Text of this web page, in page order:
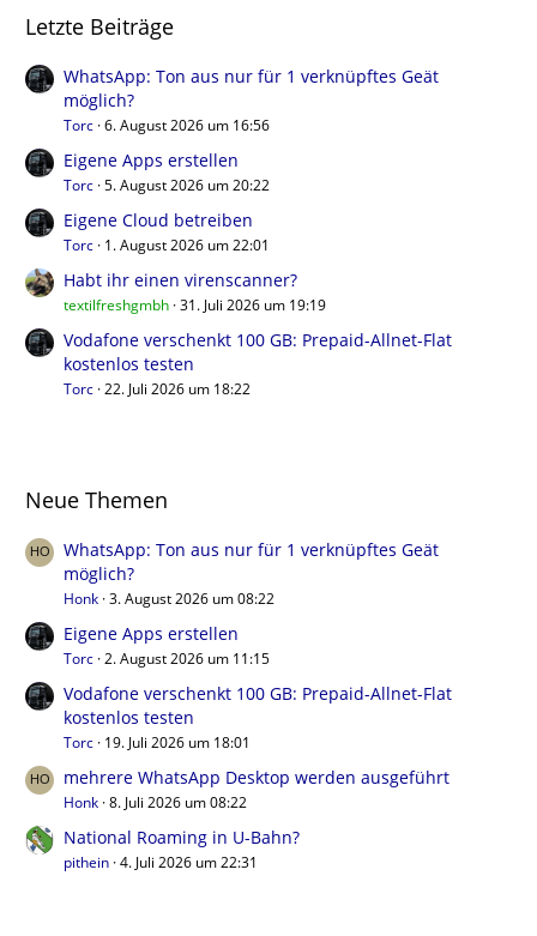
Letzte Beiträge
WhatsApp: Ton aus nur für 1 verknüpftes Geät
möglich?
Torc 6. August 2026 um 16:56
Eigene Apps erstellen
Torc 5. August 2026 um 20:22
Eigene Cloud betreiben
Torc 1. August 2026 um 22:01
Habt ihr einen virenscanner?
textilfreshgmbh 31. Juli 2026 um 19:19
Vodafone verschenkt 100 GB: Prepaid-Allnet-Flat
kostenlos testen
Torc 22. Juli 2026 um 18:22
Neue Themen
WhatsApp: Ton aus nur für 1 verknüpftes Geät
möglich?
Honk 3. August 2026 um 08:22
Eigene Apps erstellen
Torc 2. August 2026 um 11:15
Vodafone verschenkt 100 GB: Prepaid-Allnet-Flat
kostenlos testen
Torc 19. Juli 2026 um 18:01
mehrere WhatsApp Desktop werden ausgeführt
Honk 8. Juli 2026 um 08:22
National Roaming in U-Bahn?
pithein 4. Juli 2026 um 22:31